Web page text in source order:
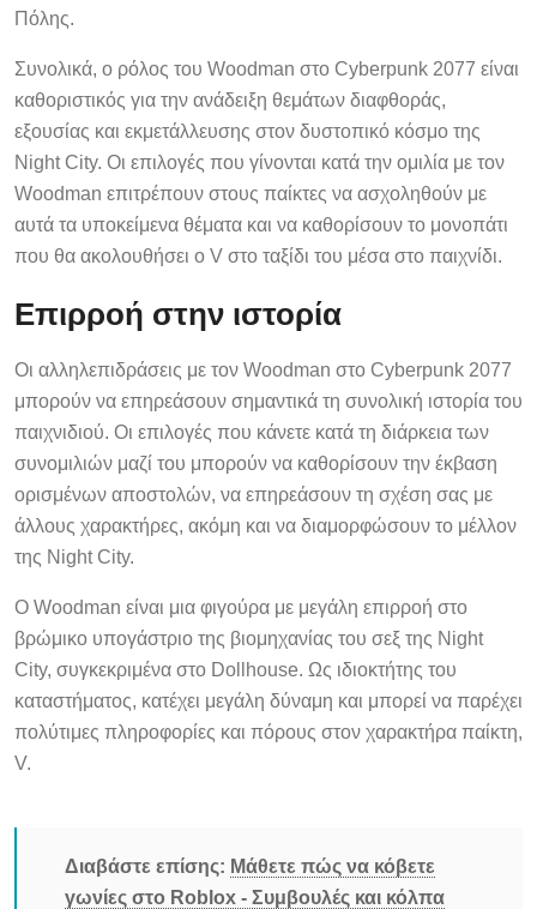
Πόλης.
Συνολικά, ο ρόλος του Woodman στο Cyberpunk 2077 είναι
καθοριστικός για την ανάδειξη θεμάτων διαφθοράς,
εξουσίας και εκμετάλλευσης στον δυστοπικό κόσμο της
Night City. Οι επιλογές που γίνονται κατά την ομιλία με τον
Woodman επιτρέπουν στους παίκτες να ασχοληθούν με
αυτά τα υποκείμενα θέματα και να καθορίσουν το μονοπάτι
που θα ακολουθήσει ο V στο ταξίδι του μέσα στο παιχνίδι.
Επιρροή στην ιστορία
Οι αλληλεπιδράσεις με τον Woodman στο Cyberpunk 2077
μπορούν να επηρεάσουν σημαντικά τη συνολική ιστορία του
παιχνιδιού. Οι επιλογές που κάνετε κατά τη διάρκεια των
συνομιλιών μαζί του μπορούν να καθορίσουν την έκβαση
ορισμένων αποστολών, να επηρεάσουν τη σχέση σας με
άλλους χαρακτήρες, ακόμη και να διαμορφώσουν το μέλλον
της Night City.
Ο Woodman είναι μια φιγούρα με μεγάλη επιρροή στο
βρώμικο υπογάστριο της βιομηχανίας του σεξ της Night
City, συγκεκριμένα στο Dollhouse. Ως ιδιοκτήτης του
καταστήματος, κατέχει μεγάλη δύναμη και μπορεί να παρέχει
πολύτιμες πληροφορίες και πόρους στον χαρακτήρα παίκτη,
V.
Διαβάστε επίσης: Μάθετε πώς να κόβετε
γωνίες στο Roblox - Συμβουλές και κόλπα